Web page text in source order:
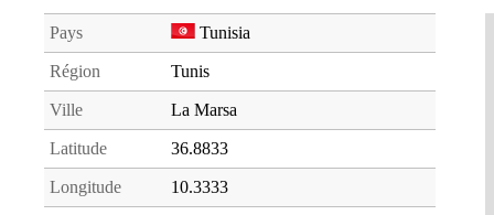
Pays Tunisia
Région Tunis
Ville La Marsa
Latitude 36.8833
Longitude 10.3333